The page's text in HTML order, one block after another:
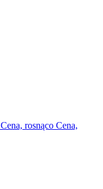
Cena, rosnąco Cena,